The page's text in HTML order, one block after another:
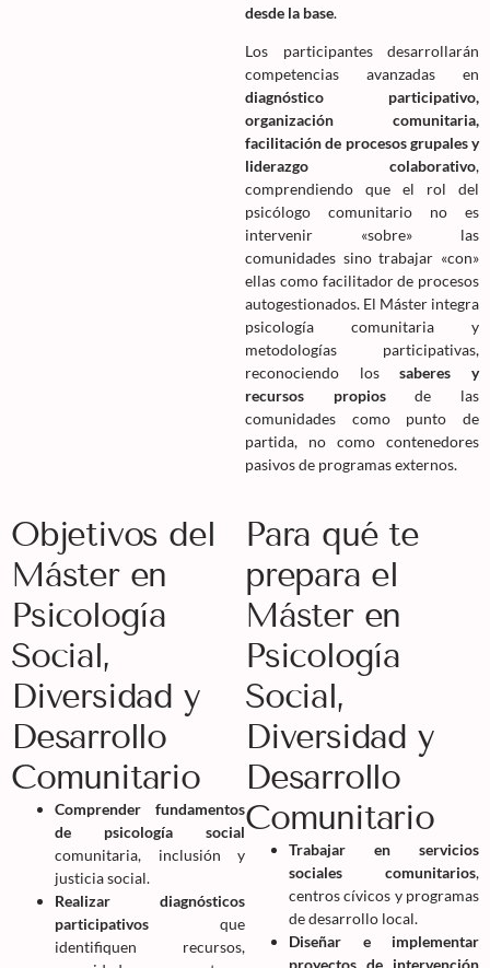
desde la base.
Los participantes desarrollarán
competencias avanzadas en
diagnóstico participativo,
organización comunitaria,
facilitación de procesos grupales y
liderazgo colaborativo,
comprendiendo que el rol del
psicólogo comunitario no es
intervenir «sobre» las
comunidades sino trabajar «con»
ellas como facilitador de procesos
autogestionados. El Máster integra
psicología comunitaria y
metodologías participativas,
reconociendo lossaberes y
recursos propiosde las
comunidades como punto de
partida, no como contenedores
pasivos de programas externos.
Objetivos del
Máster en
Psicología
Social,
Diversidad y
Desarrollo
Comunitario
Comprender fundamentos
de psicología social
comunitaria, inclusión y
justicia social.
Realizar diagnósticos
participativos que
identifiquen recursos,
Para qué te
prepara el
Máster en
Psicología
Social,
Diversidad y
Desarrollo
Comunitario
Trabajar en servicios
sociales comunitarios,
centros cívicos y programas
de desarrollo local.
Diseñar e implementar
proyectos de intervención